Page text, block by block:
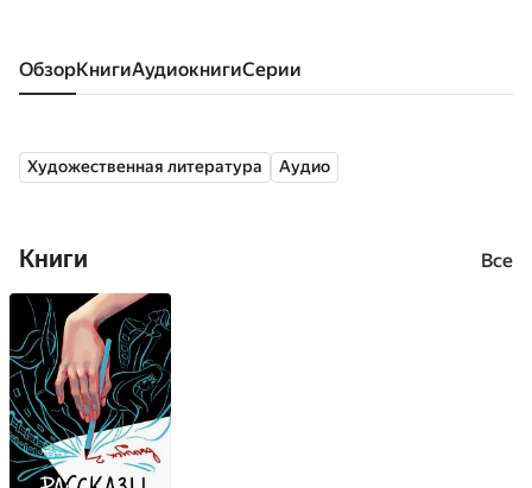
Обзор книги аудиокниги серии
Художественная литература Аудио
Книги Все